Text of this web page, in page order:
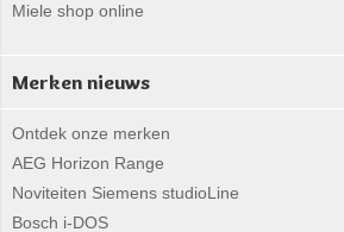
Miele shop online
Merken nieuws
Ontdek onze merken
AEG Horizon Range
Noviteiten Siemens studioLine
Bosch i-DOS